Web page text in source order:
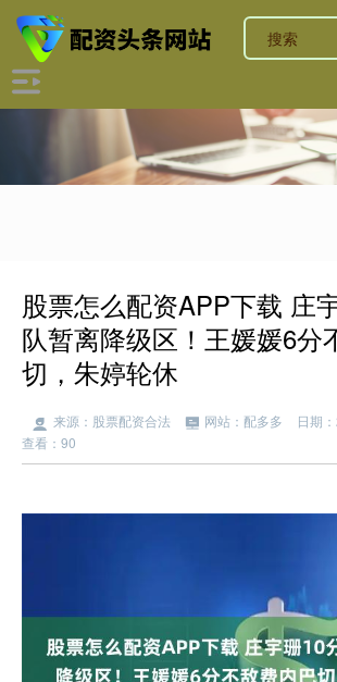
股票怎么配资APP下载 庄
队暂离降级区！王媛媛6分
切，朱婷轮休
来源：股票配资合法 网站：配多多
日期
查看：90